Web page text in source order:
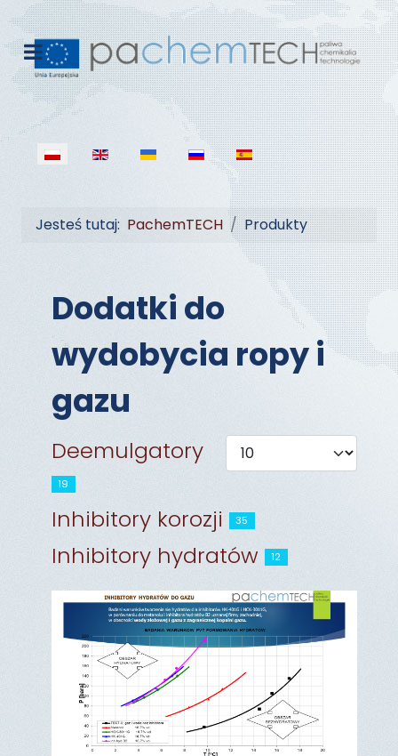
Wybierz swój język
Jesteś tutaj: PachemTECH Produkty
Dodatki do
wydobycia ropy i
gazu
Pokaż #
Deemulgatory
19
Inhibitory korozji 35
Inhibitory hydratów 12